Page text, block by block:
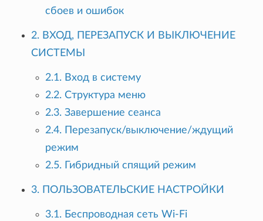
сбоев и ошибок
2. ВХОД, ПЕРЕЗАПУСК И ВЫКЛЮЧЕНИЕ
СИСТЕМЫ
2.1. Вход в систему
2.2. Структура меню
2.3. Завершение сеанса
2.4. Перезапуск/выключение/ждущий
режим
2.5. Гибридный спящий режим
3. ПОЛЬЗОВАТЕЛЬСКИЕ НАСТРОЙКИ
3.1. Беспроводная сеть Wi-Fi